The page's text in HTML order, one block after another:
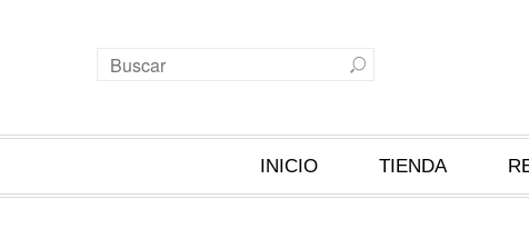
INICIO TIENDA